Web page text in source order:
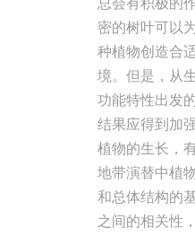
总会有积极的
密的树叶可以
种植物创造合
境。但是，从
功能特性出发
结果应得到加
植物的生长，
地带演替中植
和总体结构的
之间的相关性